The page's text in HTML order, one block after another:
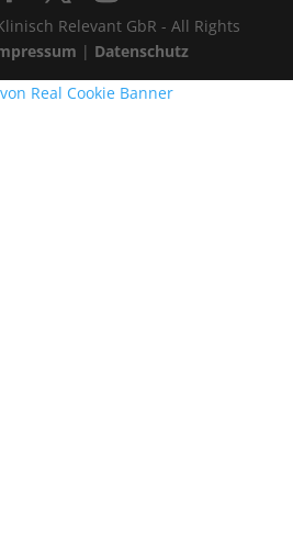
Relevant GbR - All Rights
| Datenschutz
Real Cookie Banner